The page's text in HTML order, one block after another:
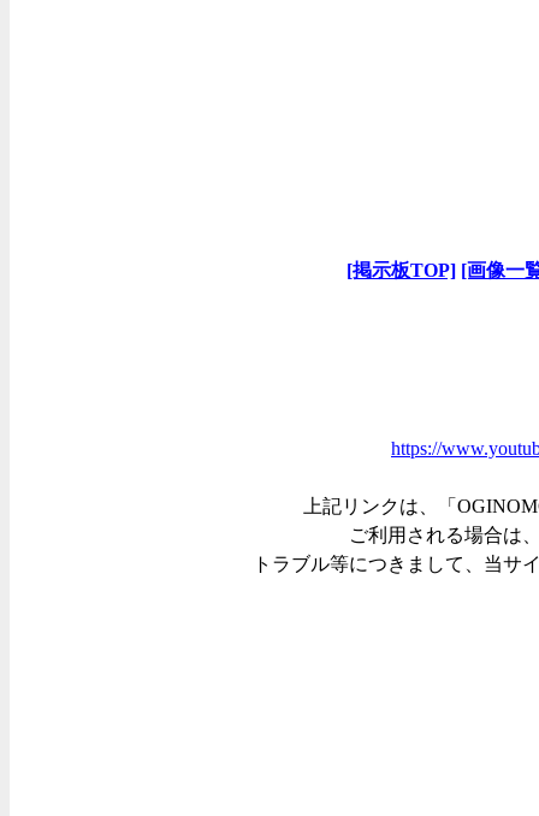
[掲示板TOP] [画像一
https://
上記リンクは、「
ご利用される場合は
トラブル等につきまして、当サ